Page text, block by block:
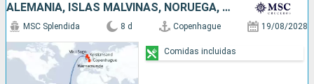
ALEMANIA, ISLAS MALVINAS, NORUEGA, DINAMARCA
MSC Splendida 8 d Copenhague 19/08/2028
Comidas incluidas